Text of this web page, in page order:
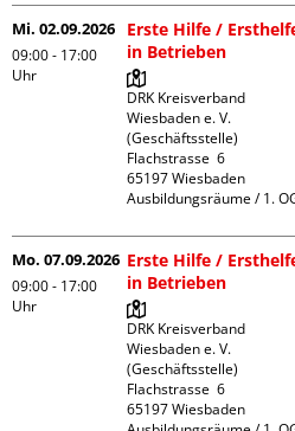
Mi. 02.09.2026
09:00 - 17:00
Uhr
Erste Hilfe /
in Betrieben
DRK Kreisverband
Wiesbaden e. V.
(Geschäftsstelle)
Flachstrasse  6
65197 Wiesbaden
Ausbildungsräume / 1.
Mo. 07.09.2026
09:00 - 17:00
Uhr
Erste Hilfe /
in Betrieben
DRK Kreisverband
Wiesbaden e. V.
(Geschäftsstelle)
Flachstrasse  6
65197 Wiesbaden